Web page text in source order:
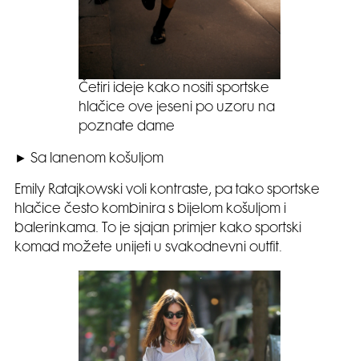
Četiri ideje kako nositi sportske
hlačice ove jeseni po uzoru na
poznate dame
► Sa lanenom košuljom
Emily Ratajkowski voli kontraste, pa tako sportske
hlačice često kombinira s bijelom košuljom i
balerinkama. To je sjajan primjer kako sportski
komad možete unijeti u svakodnevni outfit.